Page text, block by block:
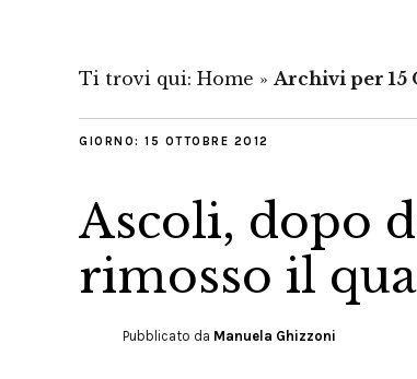
Ti trovi qui: Home » Archivi per 15
GIORNO: 15 OTTOBRE 2012
Ascoli, dopo
rimosso il
Pubblicato da Manuela Ghizzoni